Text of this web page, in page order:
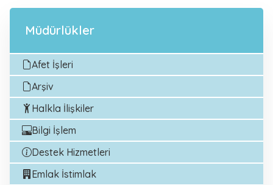
Müdürlükler
Afet İşleri
Arşiv
Halkla İlişkiler
Bilgi İşlem
Destek Hizmetleri
Emlak İstimlak